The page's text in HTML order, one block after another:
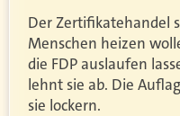
Der Zertifikatehandel
Menschen heizen
die FDP auslaufen
lehnt sie ab. Die
sie lockern.